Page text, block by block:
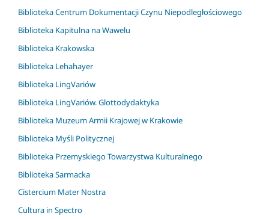
Biblioteka Centrum Dokumentacji Czynu Niepodległościowego
Biblioteka Kapitulna na Wawelu
Biblioteka Krakowska
Biblioteka Lehahayer
Biblioteka LingVariów
Biblioteka LingVariów. Glottodydaktyka
Biblioteka Muzeum Armii Krajowej w Krakowie
Biblioteka Myśli Politycznej
Biblioteka Przemyskiego Towarzystwa Kulturalnego
Biblioteka Sarmacka
Cistercium Mater Nostra
Cultura in Spectro